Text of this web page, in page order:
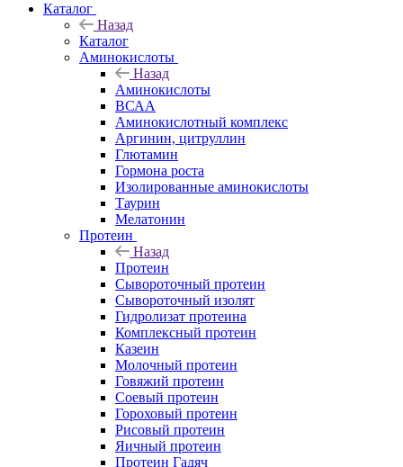
Каталог
Назад
Каталог
Аминокислоты
Назад
Аминокислоты
ВСАА
Аминокислотный комплекс
Аргинин, цитруллин
Глютамин
Гормона роста
Изолированные аминокислоты
Таурин
Мелатонин
Протеин
Назад
Протеин
Сывороточный протеин
Сывороточный изолят
Гидролизат протеина
Комплексный протеин
Казеин
Молочный протеин
Говяжий протеин
Соевый протеин
Гороховый протеин
Рисовый протеин
Яичный протеин
Протеин Гадяч